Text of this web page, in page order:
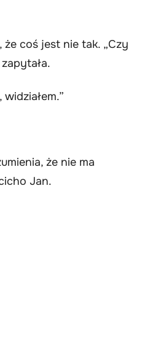
że coś jest nie tak. „Czy
widziałem.”
że nie ma
Jan.